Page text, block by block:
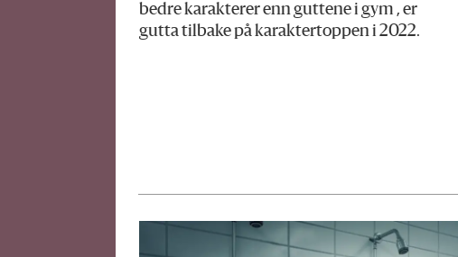
bedre karakterer enn guttene i gym , er
gutta tilbake på karaktertoppen i 2022.